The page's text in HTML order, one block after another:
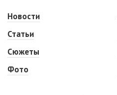
Новости
Статьи
Сюжеты
Фото